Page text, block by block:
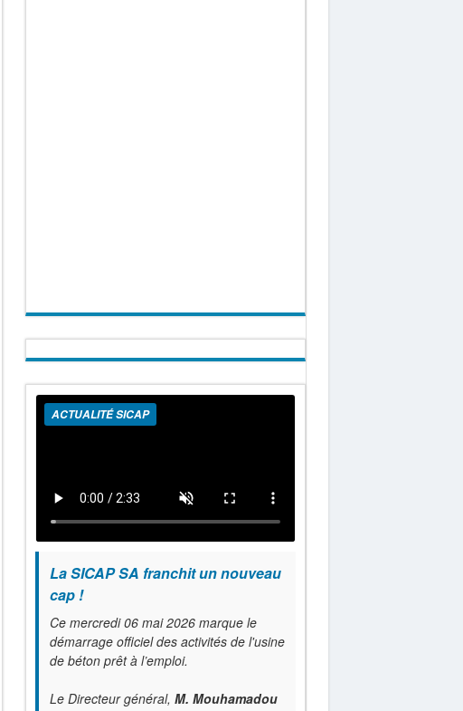
ACTUALITÉ SICAP
La SICAP SA franchit un nouveau
cap !
Ce mercredi 06 mai 2026 marque le
démarrage officiel des activités de l'usine
de béton prêt à l’emploi.
Le Directeur général, M. Mouhamadou